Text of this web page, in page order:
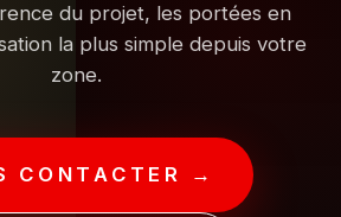
du projet, les portées en
la plus simple depuis votre
zone.
CONTACTER →